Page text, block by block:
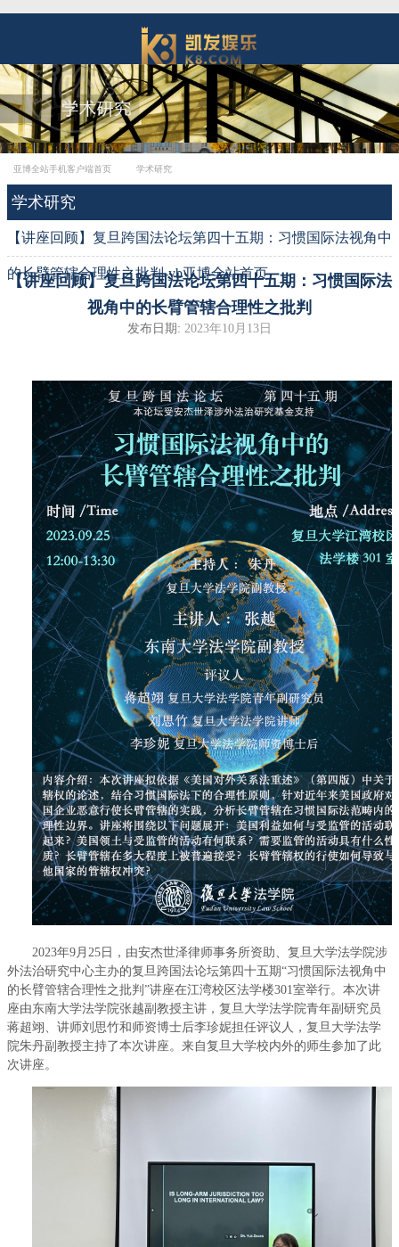
亚博全站手机客户端首页 学术研究
学术研究
【讲座回顾】复旦跨国法论坛第四十五期：习惯国际法视角中
的长臂管辖合理性之批判-yb亚博全站首页
【讲座回顾】复旦跨国法论坛第四十五期：习惯国际法
视角中的长臂管辖合理性之批判
发布日期: 2023年10月13日
2023年9月25日，由安杰世泽律师事务所资助、复旦大学法学院涉
外法治研究中心主办的复旦跨国法论坛第四十五期“习惯国际法视角中
的长臂管辖合理性之批判”讲座在江湾校区法学楼301室举行。本次讲
座由东南大学法学院张越副教授主讲，复旦大学法学院青年副研究员
蒋超翊、讲师刘思竹和师资博士后李珍妮担任评议人，复旦大学法学
院朱丹副教授主持了本次讲座。来自复旦大学校内外的师生参加了此
次讲座。